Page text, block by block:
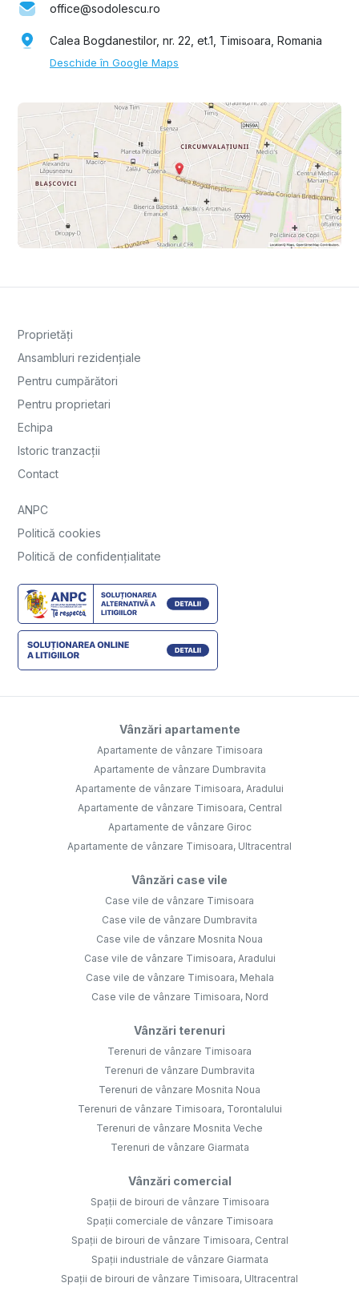
office@sodolescu.ro
Calea Bogdanestilor, nr. 22, et.1, Timisoara, Romania
Deschide în Google Maps
Proprietăți
Ansambluri rezidențiale
Pentru cumpărători
Pentru proprietari
Echipa
Istoric tranzacții
Contact
ANPC
Politică cookies
Politică de confidențialitate
Vânzări apartamente
Apartamente de vânzare Timisoara
Apartamente de vânzare Dumbravita
Apartamente de vânzare Timisoara, Aradului
Apartamente de vânzare Timisoara, Central
Apartamente de vânzare Giroc
Apartamente de vânzare Timisoara, Ultracentral
Vânzări case vile
Case vile de vânzare Timisoara
Case vile de vânzare Dumbravita
Case vile de vânzare Mosnita Noua
Case vile de vânzare Timisoara, Aradului
Case vile de vânzare Timisoara, Mehala
Case vile de vânzare Timisoara, Nord
Vânzări terenuri
Terenuri de vânzare Timisoara
Terenuri de vânzare Dumbravita
Terenuri de vânzare Mosnita Noua
Terenuri de vânzare Timisoara, Torontalului
Terenuri de vânzare Mosnita Veche
Terenuri de vânzare Giarmata
Vânzări comercial
Spații de birouri de vânzare Timisoara
Spații comerciale de vânzare Timisoara
Spații de birouri de vânzare Timisoara, Central
Spații industriale de vânzare Giarmata
Spații de birouri de vânzare Timisoara, Ultracentral